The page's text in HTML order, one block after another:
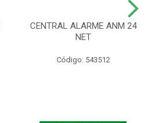
CENTRAL ALARME ANM 24
NET
Código: 543512